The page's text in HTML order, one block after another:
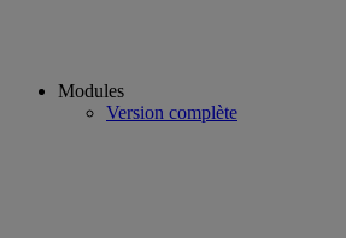
Modules
Version complète